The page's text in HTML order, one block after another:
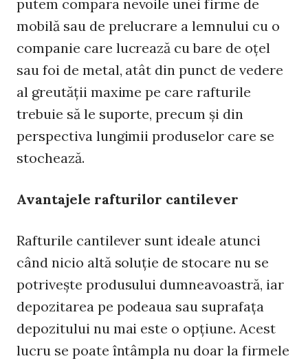
putem compara nevoile unei firme de
mobilă sau de prelucrare a lemnului cu o
companie care lucrează cu bare de oțel
sau foi de metal, atât din punct de vedere
al greutății maxime pe care rafturile
trebuie să le suporte, precum și din
perspectiva lungimii produselor care se
stochează.
Avantajele rafturilor cantilever
Rafturile cantilever sunt ideale atunci
când nicio altă soluție de stocare nu se
potrivește produsului dumneavoastră, iar
depozitarea pe podeaua sau suprafața
depozitului nu mai este o opțiune. Acest
lucru se poate întâmpla nu doar la firmele